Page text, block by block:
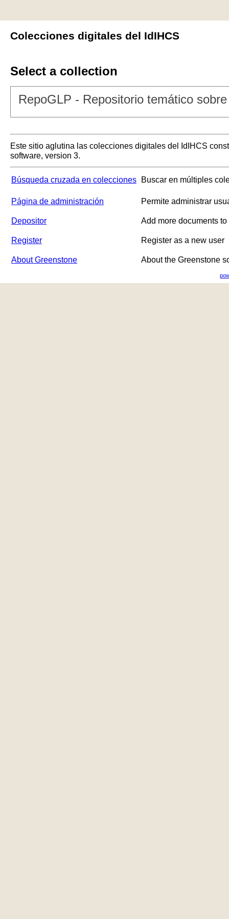
Colecciones digitales del IdIHCS
Select a collection
RepoGLP - Repositorio temático
Este sitio aglutina las colecciones digitales del IdIHCS
software, version 3.
Búsqueda cruzada en colecciones Buscar en múltiples
Página de administración Permite administrar
Depositor Add more documents
Register Register as a new user
About Greenstone About the Greenstone